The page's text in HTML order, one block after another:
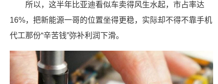
所以，这半年比亚迪看似车卖得风生水起，市占率达
16%，把新能源一哥的位置坐得更稳，实际却不得不靠手机
代工那份“辛苦钱”弥补利润下滑。